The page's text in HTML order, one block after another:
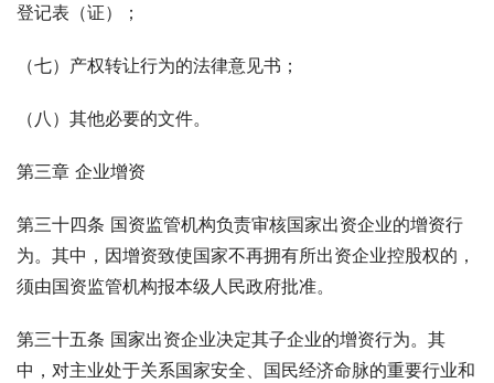
登记表（证）；
（七）产权转让行为的法律意见书；
（八）其他必要的文件。
第三章 企业增资
第三十四条 国资监管机构负责审核国家出资企业的增资行
为。其中，因增资致使国家不再拥有所出资企业控股权的，
须由国资监管机构报本级人民政府批准。
第三十五条 国家出资企业决定其子企业的增资行为。其
中，对主业处于关系国家安全、国民经济命脉的重要行业和